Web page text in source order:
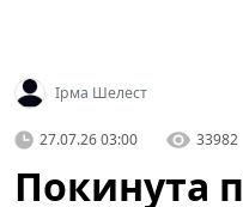
Ірма Шелест
27.07.26 03:00 33982
Покинута